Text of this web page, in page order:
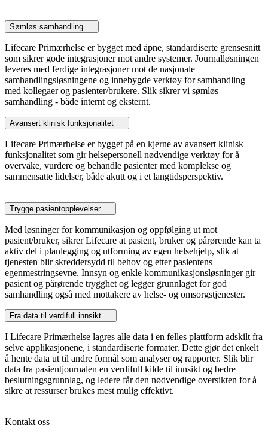
Sømløs samhandling
Lifecare Primærhelse er bygget med åpne, standardiserte grensesnitt
som sikrer gode integrasjoner mot andre systemer. Journalløsningen
leveres med ferdige integrasjoner mot de nasjonale
samhandlingsløsningene og innebygde verktøy for samhandling
med kollegaer og pasienter/brukere. Slik sikrer vi sømløs
samhandling - både internt og eksternt.
Avansert klinisk funksjonalitet
Lifecare Primærhelse er bygget på en kjerne av avansert klinisk
funksjonalitet som gir helsepersonell nødvendige verktøy for å
overvåke, vurdere og behandle pasienter med komplekse og
sammensatte lidelser, både akutt og i et langtidsperspektiv.
Trygge pasientopplevelser
Med løsninger for kommunikasjon og oppfølging ut mot
pasient/bruker, sikrer Lifecare at pasient, bruker og pårørende kan ta
aktiv del i planlegging og utforming av egen helsehjelp, slik at
tjenesten blir skreddersydd til behov og etter pasientens
egenmestringsevne. Innsyn og enkle kommunikasjonsløsninger gir
pasient og pårørende trygghet og legger grunnlaget for god
samhandling også med mottakere av helse- og omsorgstjenester.
Fra data til verdifull innsikt
I Lifecare Primærhelse lagres alle data i en felles plattform adskilt fra
selve applikasjonene, i standardiserte formater. Dette gjør det enkelt
å hente data ut til andre formål som analyser og rapporter. Slik blir
data fra pasientjournalen en verdifull kilde til innsikt og bedre
beslutningsgrunnlag, og ledere får den nødvendige oversikten for å
sikre at ressurser brukes mest mulig effektivt.
Kontakt oss